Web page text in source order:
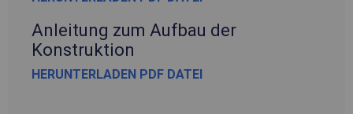
Anleitung zum Aufbau der
Konstruktion
HERUNTERLADEN PDF DATEI